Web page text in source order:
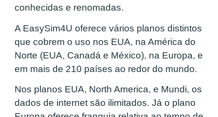
conhecidas e renomadas.
A EasySim4U oferece vários planos distintos
que cobrem o uso nos EUA, na América do
Norte (EUA, Canadá e México), na Europa, e
em mais de 210 países ao redor do mundo.
Nos planos EUA, North America, e Mundi, os
dados de internet são ilimitados. Já o plano